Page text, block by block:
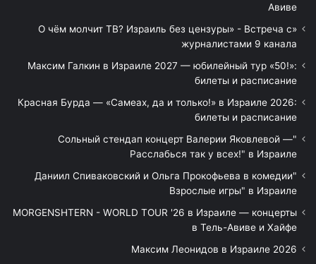
Авиве
«О чём молчит ТВ? Израиль без цензуры» - Встреча с
журналистами 9 канала
Максим Галкин в Израиле 2027 — юбилейный тур «50!»:
билеты и расписание
Красная Бурда — «Самеах, да и только!» в Израиле 2026:
билеты и расписание
"Сольный стендап концерт Валерии Яковлевой —
Расслабься так у всех!" в Израиле
"Даниил Спиваковский и Ольга Прокофьева в комедии
Взрослые игры" в Израиле
MORGENSHTERN - WORLD TOUR '26 в Израиле — концерты
в Тель-Авиве и Хайфе
Максим Леонидов в Израиле 2026